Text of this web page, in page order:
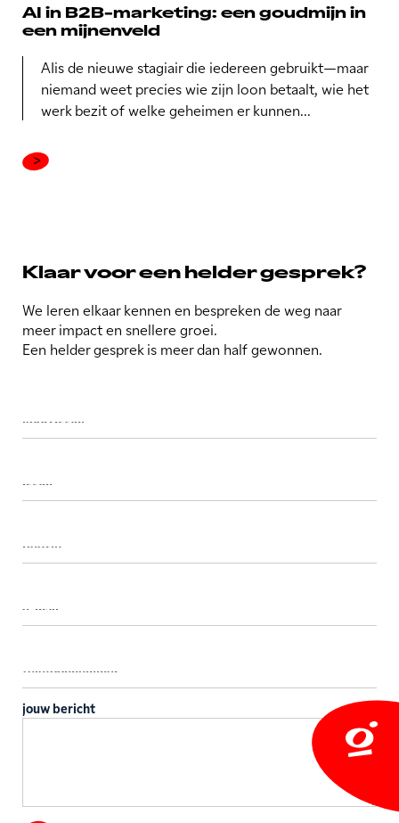
AI in B2B-marketing: een goudmijn in
een mijnenveld
AIis de nieuwe stagiair die iedereen gebruikt—maar
niemand weet precies wie zijn loon betaalt, wie het
werk bezit of welke geheimen er kunnen...
Klaar voor een helder gesprek?
We leren elkaar kennen en bespreken de weg naar
meer impact en snellere groei.
Een helder gesprek is meer dan half gewonnen.
jouw bericht